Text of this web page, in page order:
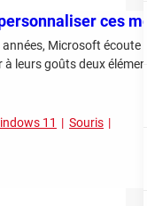
ces
Microsoft écoute
goûts deux
11 Souris